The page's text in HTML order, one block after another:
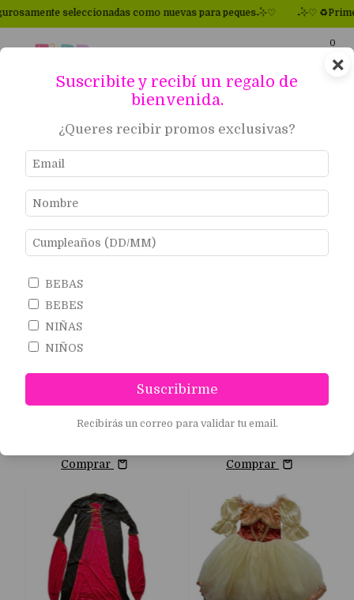
seleccionadas como nuevas para peques₊˚⊹♡ ₊˚⊹♡ ♻Primeras
0
TALLES GRANDES . DISFRACES
DISFRACES
Filtrar
Transferencia o depósito
Comprar
Transferencia o depósito
Comprar
×
Suscribite y recibí un regalo de
bienvenida.
¿Queres recibir promos exclusivas?
BEBAS
BEBES
NIÑAS
NIÑOS
Suscribirme
Recibirás un correo para validar tu email.